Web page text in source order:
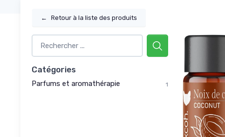
← Retour à la liste des produits
Catégories
Parfums et aromathérapie 1